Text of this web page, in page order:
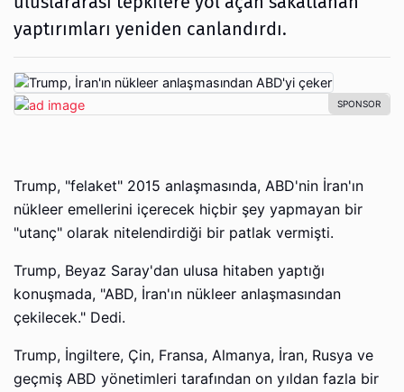
yaptırımları yeniden canlandırdı.
Trump, "felaket" 2015 anlaşmasında, ABD'nin İran'ın
nükleer emellerini içerecek hiçbir şey yapmayan bir
"utanç" olarak nitelendirdiği bir patlak vermişti.
Trump, Beyaz Saray'dan ulusa hitaben yaptığı
konuşmada, "ABD, İran'ın nükleer anlaşmasından
çekilecek." Dedi.
Trump, İngiltere, Çin, Fransa, Almanya, İran, Rusya ve
geçmiş ABD yönetimleri tarafından on yıldan fazla bir